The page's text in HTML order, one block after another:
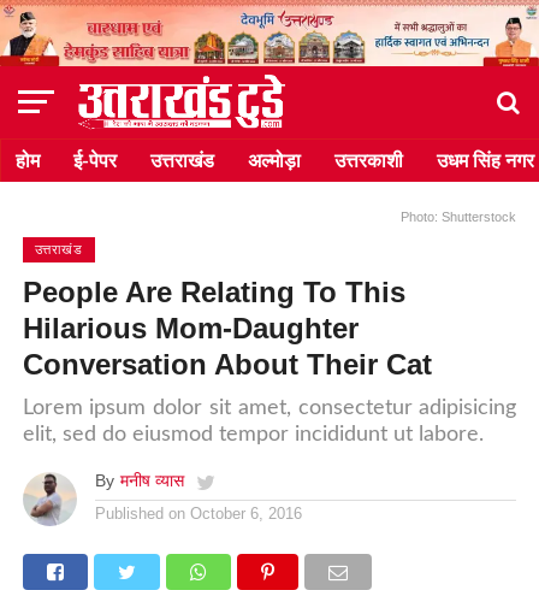
होम ई-पेपर उत्तराखंड अल्मोड़ा उत्तरकाशी उधम सिंह नगर
Photo: Shutterstock
उत्तराखंड
People Are Relating To This
Hilarious Mom-Daughter
Conversation About Their Cat
Lorem ipsum dolor sit amet, consectetur adipisicing
elit, sed do eiusmod tempor incididunt ut labore.
By मनीष व्यास
Published on October 6, 2016